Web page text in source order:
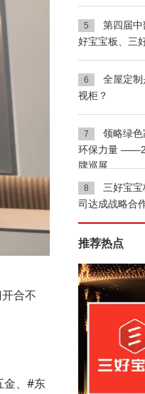
合不
、 #东
5
第四届
好宝宝板、三
6
全屋定制
视柜？
7
领略绿色
环保力量
牌巡展
8
三好宝宝
司达成战略合
推荐热点